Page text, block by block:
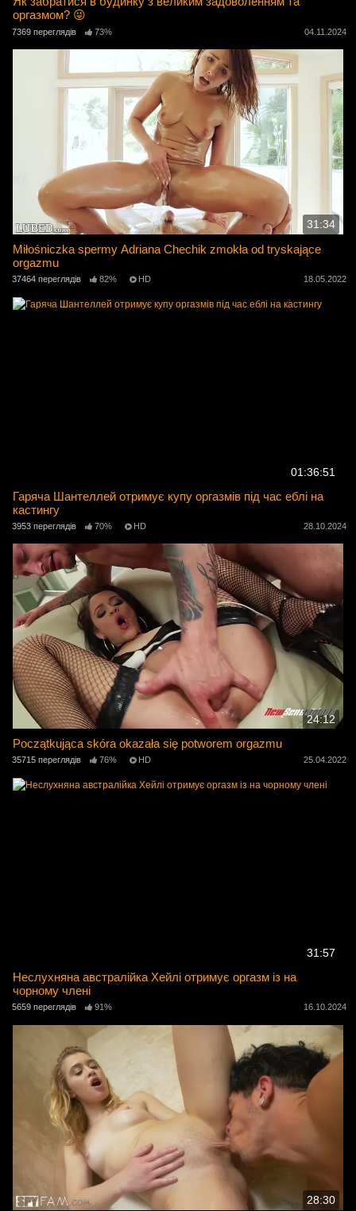
оргазмом? 😜
7369 переглядів 73% 04.11.2024
31:34
Miłośniczka spermy Adriana Chechik zmokła od tryskające
orgazmu
37464 переглядів 82% HD 18.05.2022
01:36:51
Гаряча Шантеллей отримує купу оргазмів під час еблі на
кастингу
3953 переглядів 70% HD 28.10.2024
24:12
Początkująca skóra okazała się potworem orgazmu
35715 переглядів 76% HD 25.04.2022
31:57
Неслухняна австралійка Хейлі отримує оргазм із на
чорному члені
5659 переглядів 91% 16.10.2024
28:30